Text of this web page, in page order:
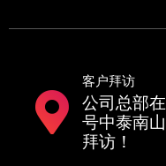
客户拜访
公司总部
号中泰南
拜访！